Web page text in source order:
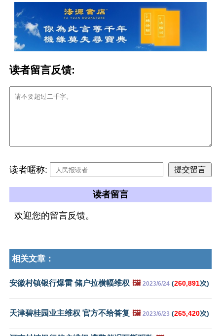
读者留言反馈:
读者暱称:
读者留言
欢迎您的留言反馈。
相关文章：
安徽村镇银行爆雷 储户拉横幅维权 🖼️ 2023/6/24 (260,891次)
天津碧桂园业主维权 官方不给答复 🖼️ 2023/6/23 (265,420次)